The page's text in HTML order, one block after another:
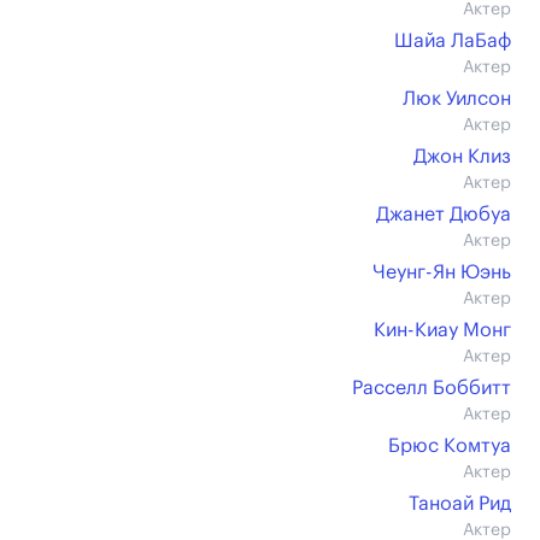
Актер
Шайа ЛаБаф
Актер
Люк Уилсон
Актер
Джон Клиз
Актер
Джанет Дюбуа
Актер
Чеунг-Ян Юэнь
Актер
Кин-Киау Монг
Актер
Расселл Боббитт
Актер
Брюс Комтуа
Актер
Таноай Рид
Актер